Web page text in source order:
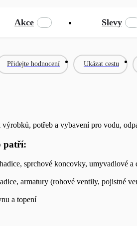
Akce Slevy
Přidejte hodnocení Ukázat cestu
potřeb a vybavení pro vodu,
patří:
sprchové koncovky, umyvadlové a
armatury (rohové ventily, pojistné
a topení